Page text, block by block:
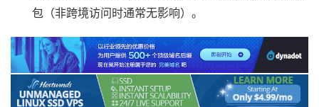
包（非跨境访问时通常无影响）。